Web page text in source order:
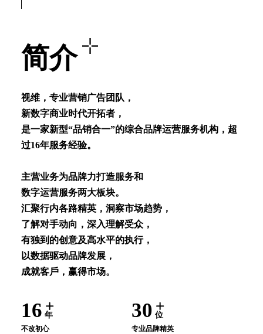
简介
视维，专业营销⼴告团队，
新数字商业时代开拓者，
是⼀家新型“品销合⼀”的综合品牌运营服务机构，超
过16年服务经验。
主营业务为品牌⼒打造服务和
数字运营服务两⼤板块。
汇聚⾏内各路精英，洞察市场趋势，
了解对⼿动向，深⼊理解受众，
有独到的创意及⾼⽔平的执⾏，
以数据驱动品牌发展，
成就客⼾，赢得市场。
16 年
不改初⼼
30 位
专业品牌精英